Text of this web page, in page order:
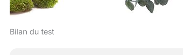
Bilan du test